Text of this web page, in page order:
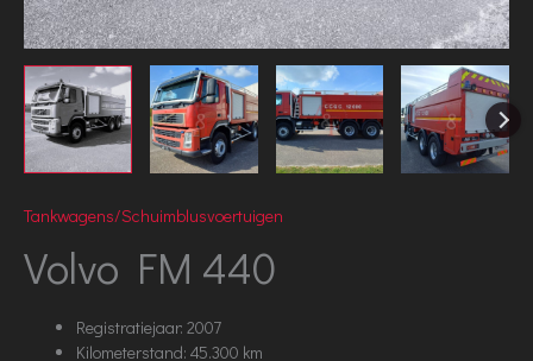
Tankwagens/Schuimblusvoertuigen
Volvo FM 440
Registratiejaar: 2007
Kilometerstand: 45.300 km